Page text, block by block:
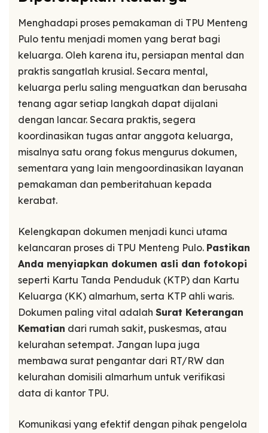
Menghadapi proses pemakaman di TPU Menteng
Pulo tentu menjadi momen yang berat bagi
keluarga. Oleh karena itu, persiapan mental dan
praktis sangatlah krusial. Secara mental,
keluarga perlu saling menguatkan dan berusaha
tenang agar setiap langkah dapat dijalani
dengan lancar. Secara praktis, segera
koordinasikan tugas antar anggota keluarga,
misalnya satu orang fokus mengurus dokumen,
sementara yang lain mengoordinasikan layanan
pemakaman dan pemberitahuan kepada
kerabat.
Kelengkapan dokumen menjadi kunci utama
kelancaran proses di TPU Menteng Pulo. Pastikan
Anda menyiapkan dokumen asli dan fotokopi
seperti Kartu Tanda Penduduk (KTP) dan Kartu
Keluarga (KK) almarhum, serta KTP ahli waris.
Dokumen paling vital adalah Surat Keterangan
Kematian dari rumah sakit, puskesmas, atau
kelurahan setempat. Jangan lupa juga
membawa surat pengantar dari RT/RW dan
kelurahan domisili almarhum untuk verifikasi
data di kantor TPU.
Komunikasi yang efektif dengan pihak pengelola